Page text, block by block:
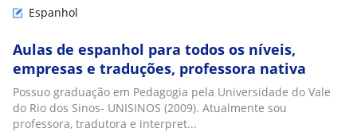
Espanhol
Aulas de espanhol para todos os níveis,
empresas e traduções, professora nativa
Possuo graduação em Pedagogia pela Universidade do Vale
do Rio dos Sinos- UNISINOS (2009). Atualmente sou
professora, tradutora e interpret...